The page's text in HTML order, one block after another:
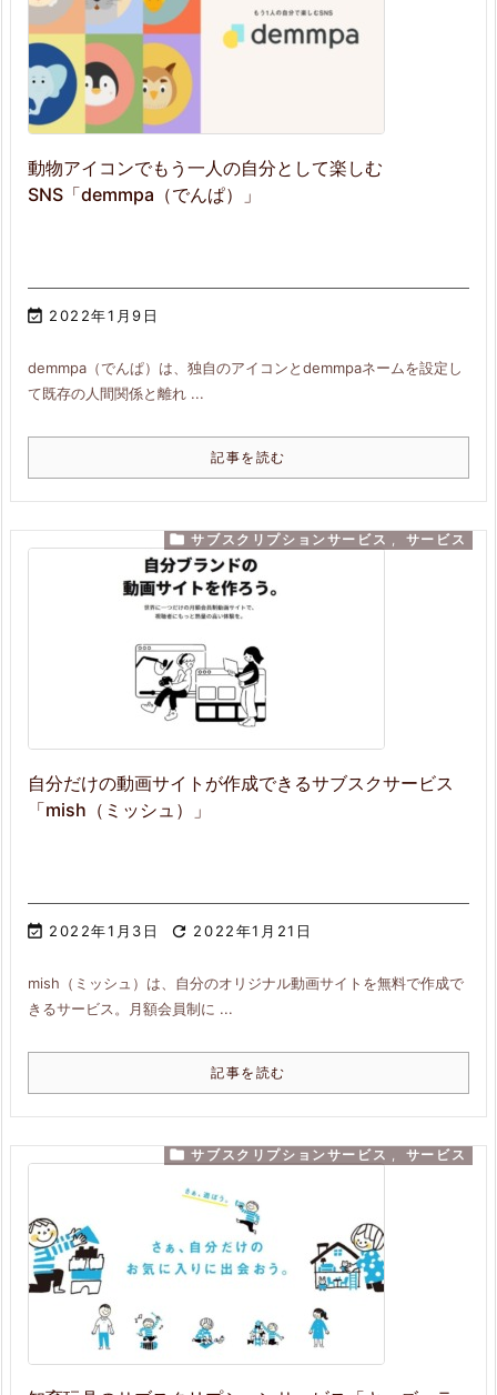
動物アイコンでもう一人の自分として楽しむ
SNS「demmpa（でんぱ）」
 2022年1月9日
demmpa（でんぱ）は、独自のアイコンとdemmpaネームを設定し
て既存の人間関係と離れ ...
記事を読む
自分だけの動画サイトが作成できるサブスクサービス
「mish（ミッシュ）」
 2022年1月3日  2022年1月21日
 サブスクリプションサービス , サービス
mish（ミッシュ）は、自分のオリジナル動画サイトを無料で作成で
きるサービス。月額会員制に ...
記事を読む
 サブスクリプションサービス , サービス